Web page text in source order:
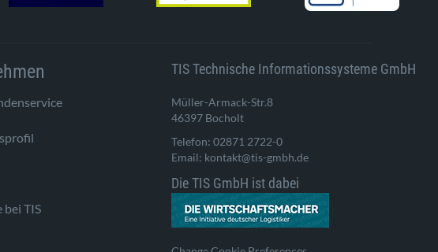
bei TIS
TIS Technische Informationssysteme GmbH
Müller-Armack-Str.8
46397 Bocholt
Telefon: 02871 2722-0
Email: kontakt@tis-gmbh.de
Die TIS GmbH ist dabei